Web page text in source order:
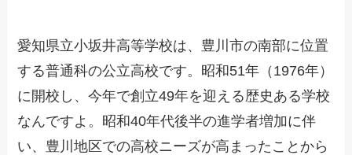
愛知県立小坂井高等学校は、豊川市の南部に位置
する普通科の公立高校です。昭和51年（1976年）
に開校し、今年で創立49年を迎える歴史ある学校
なんですよ。昭和40年代後半の進学者増加に伴
い、豊川地区での高校ニーズが高まったことから